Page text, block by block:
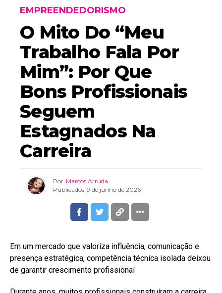
EMPREENDEDORISMO
O Mito Do “meu
Trabalho Fala Por
Mim”: Por Que
Bons Profissionais
Seguem
Estagnados Na
Carreira
Por Marcos Arruda
Publicados 9 de junho de 2026
Em um mercado que valoriza influência, comunicação e
presença estratégica, competência técnica isolada deixou
de garantir crescimento profissional